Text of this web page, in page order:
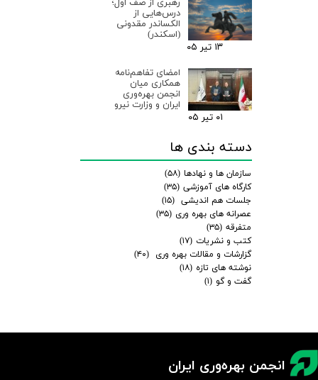
رهبری از صف اول؛
درس‌هایی از
الکساندر مقدونی
(اسکندر)
۱۳ تیر ۰۵
امضای تفاهم‌نامه
همکاری میان
انجمن بهره‌وری
ایران و وزارت نیرو
۰۱ تیر ۰۵
دسته بندی ها
سازمان ها و نهادها (۵۸)
کارگاه های آموزشی (۳۵)
جلسات هم اندیشی (۱۵)
عصرانه های بهره وری (۳۵)
متفرقه (۳۵)
کتب و نشریات (۱۷)
گزارشات و مقالات بهره وری
(۴۰)
نوشته های تازه (۱۸)
گفت و گو (۱)
انجمن بهره‌وری ایران